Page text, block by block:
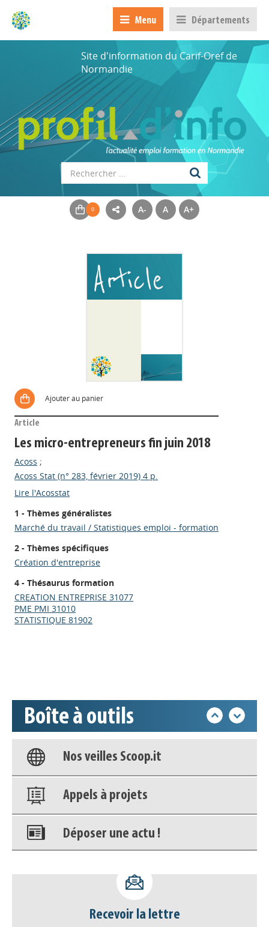
Menu Départements
Site d'information du Carif-Oref de
Normandie
A- A A+
Ajouter au panier
Article
Les micro-entrepreneurs fin juin 2018
Acoss ;
Acoss Stat (n° 283, février 2019) 4 p.
Lire l'Acosstat
1 - Thèmes généralistes
Marché du travail / Statistiques emploi - formation
2 - Thèmes spécifiques
Création d'entreprise
4 - Thésaurus formation
CREATION ENTREPRISE 31077
PME PMI 31010
STATISTIQUE 81902
Boîte à outils
Appels à projets
Base documentaire
Nos veilles Scoop.it
Appels à projets
Déposer une actu !
déconnecter)
Base documentaire
Recevoir la lettre